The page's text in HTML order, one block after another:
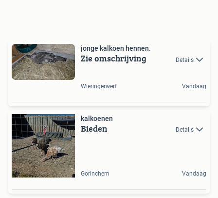
jonge kalkoen hennen.
Zie omschrijving Details
Wieringerwerf Vandaag
kalkoenen
Bieden Details
Gorinchem Vandaag